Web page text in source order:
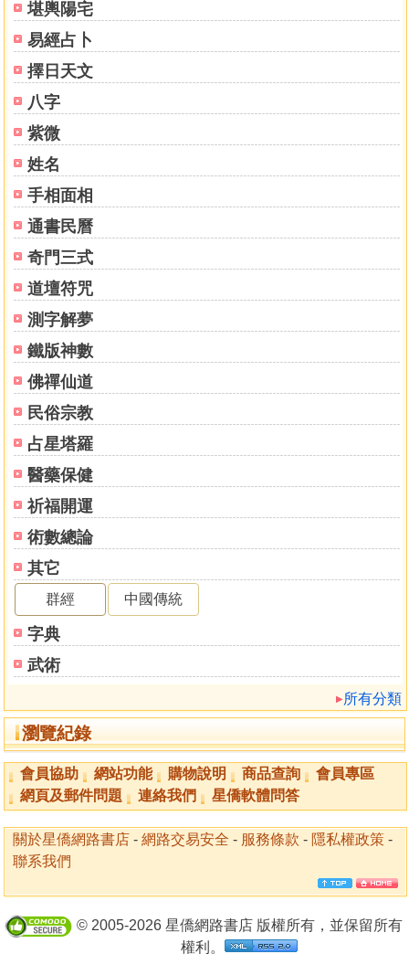
堪輿陽宅
易經占卜
擇日天文
八字
紫微
姓名
手相面相
通書民曆
奇門三式
道壇符咒
測字解夢
鐵版神數
佛禪仙道
民俗宗教
占星塔羅
醫藥保健
祈福開運
術數總論
其它
群經 中國傳統
字典
武術
所有分類
瀏覽紀錄
會員協助 網站功能 購物說明 商品查詢
會員專區
網頁及郵件問題
連絡我們 星僑軟體問答
關於星僑網路書店 - 網路交易安全 - 服務條款 - 隱私權政策 -
聯系我們
© 2005-2026 星僑網路書店 版權所有，並保留所有
權利。